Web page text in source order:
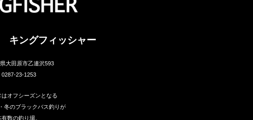
キングフィッシャー
大田原市乙連沢593
0287-23-1253
オフシーズンとなる
冬のブラックバス釣りが
数の釣り場。